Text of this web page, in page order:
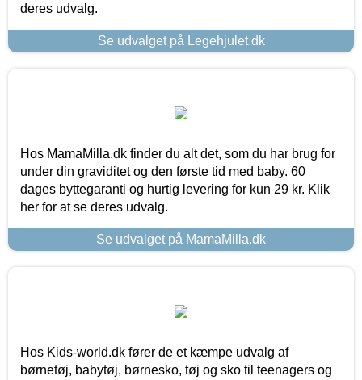
deres udvalg.
Se udvalget på Legehjulet.dk
Hos MamaMilla.dk finder du alt det, som du har brug for
under din graviditet og den første tid med baby. 60
dages byttegaranti og hurtig levering for kun 29 kr. Klik
her for at se deres udvalg.
Se udvalget på MamaMilla.dk
Hos Kids-world.dk fører de et kæmpe udvalg af
børnetøj, babytøj, børnesko, tøj og sko til teenagers og